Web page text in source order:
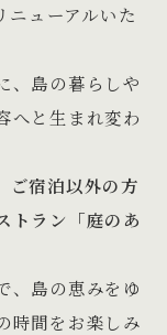
ューアルいた
、島の暮らしや
へと生まれ変わ
ご宿泊以外の方
トラン「庭のあ
、島の恵みをゆ
時間をお楽しみ